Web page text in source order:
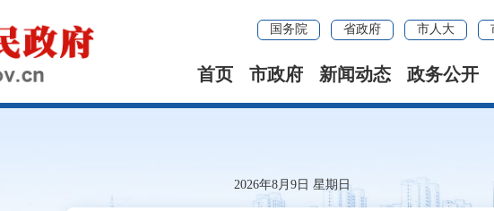
国务院 省政府 市人大
首页 市政府 新闻动态 政务公开
2026年8月9日 星期日